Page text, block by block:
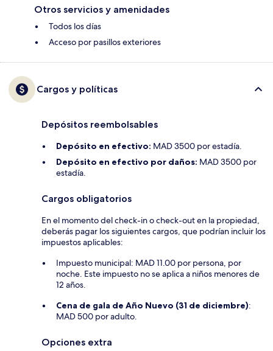
Otros servicios y amenidades
Todos los días
Acceso por pasillos exteriores
Cargos y políticas
Depósitos reembolsables
Depósito en efectivo: MAD 3500 por estadía.
Depósito en efectivo por daños: MAD 3500 por
estadía.
Cargos obligatorios
En el momento del check-in o check-out en la propiedad,
deberás pagar los siguientes cargos, que podrían incluir los
impuestos aplicables:
Impuesto municipal: MAD 11.00 por persona, por
noche. Este impuesto no se aplica a niños menores de
12 años.
Cena de gala de Año Nuevo (31 de diciembre):
MAD 500 por adulto.
Opciones extra